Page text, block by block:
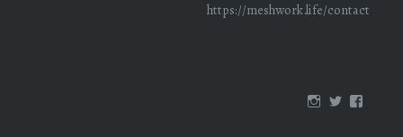
https://meshwork.life/contact
عرضعرضعرض